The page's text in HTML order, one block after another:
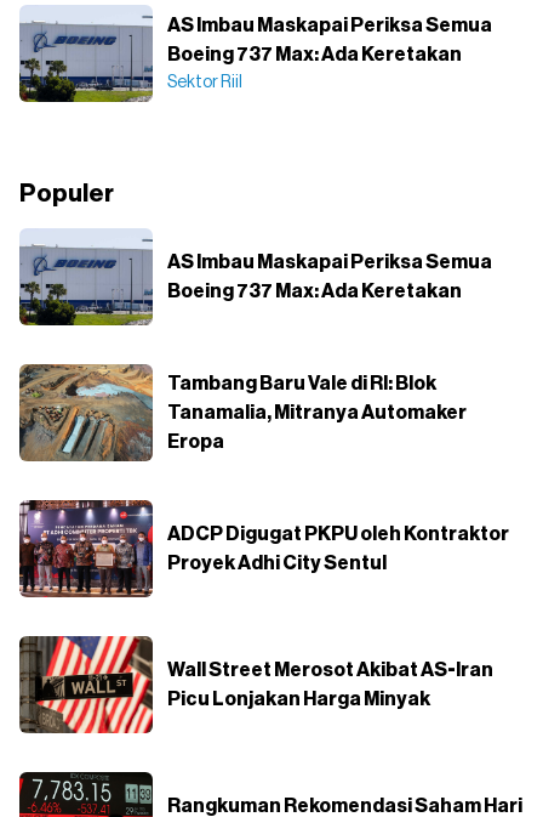
AS Imbau Maskapai Periksa Semua
Boeing 737 Max: Ada Keretakan
Sektor Riil
Populer
AS Imbau Maskapai Periksa Semua
Boeing 737 Max: Ada Keretakan
Tambang Baru Vale di RI: Blok
Tanamalia, Mitranya Automaker
Eropa
ADCP Digugat PKPU oleh Kontraktor
Proyek Adhi City Sentul
Wall Street Merosot Akibat AS-Iran
Picu Lonjakan Harga Minyak
Rangkuman Rekomendasi Saham Hari